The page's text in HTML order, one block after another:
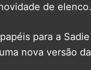
de elenco.
para a Sadie
nova versão da